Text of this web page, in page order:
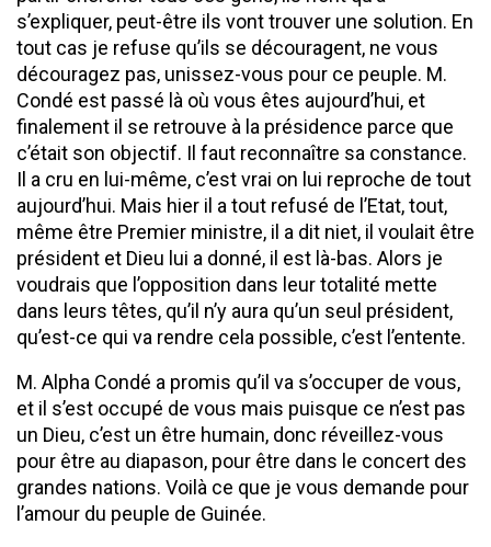
s’expliquer, peut-être ils vont trouver une solution. En
tout cas je refuse qu’ils se découragent, ne vous
découragez pas, unissez-vous pour ce peuple. M.
Condé est passé là où vous êtes aujourd’hui, et
finalement il se retrouve à la présidence parce que
c’était son objectif. Il faut reconnaître sa constance.
Il a cru en lui-même, c’est vrai on lui reproche de tout
aujourd’hui. Mais hier il a tout refusé de l’Etat, tout,
même être Premier ministre, il a dit niet, il voulait être
président et Dieu lui a donné, il est là-bas. Alors je
voudrais que l’opposition dans leur totalité mette
dans leurs têtes, qu’il n’y aura qu’un seul président,
qu’est-ce qui va rendre cela possible, c’est l’entente.
M. Alpha Condé a promis qu’il va s’occuper de vous,
et il s’est occupé de vous mais puisque ce n’est pas
un Dieu, c’est un être humain, donc réveillez-vous
pour être au diapason, pour être dans le concert des
grandes nations. Voilà ce que je vous demande pour
l’amour du peuple de Guinée.